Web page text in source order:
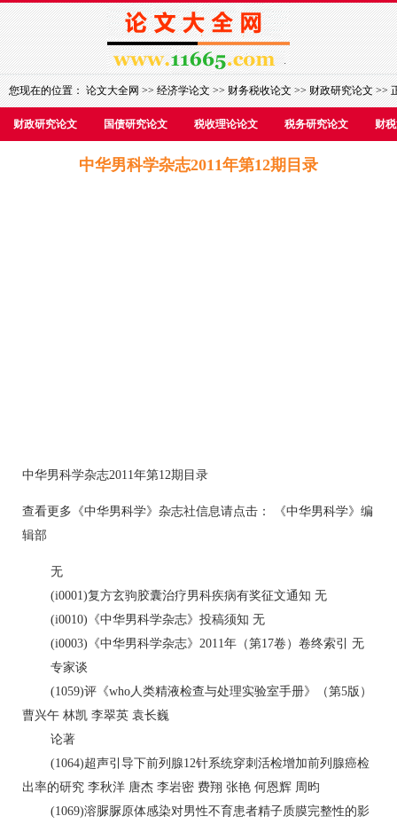
您现在的位置：论文大全网>>经济学论文>>财务税收论文>>财政研究论文>>
财政研究论文 国债研究论文 税收理论论文 税务研究论文 财
中华男科学杂志2011年第12期目录
中华男科学杂志2011年第12期目录
查看更多《中华男科学》杂志社信息请点击： 《中华男科学》编
辑部
无
(i0001)复方玄驹胶囊治疗男科疾病有奖征文通知 无
(i0010)《中华男科学杂志》投稿须知 无
(i0003)《中华男科学杂志》2011年（第17卷）卷终索引 无
专家谈
(1059)评《who人类精液检查与处理实验室手册》（第5版）
曹兴午 林凯 李翠英 袁长巍
论著
(1064)超声引导下前列腺12针系统穿刺活检增加前列腺癌检
出率的研究 李秋洋 唐杰 李岩密 费翔 张艳 何恩辉 周昀
(1069)溶脲脲原体感染对男性不育患者精子质膜完整性的影